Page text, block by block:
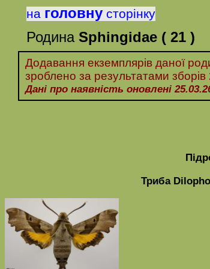
на головну сторінку
Родина Sphingidae ( 21 )
Додавання екземплярів даної
зроблено за результатами зборів
Дані про наявність оновлені
Триба